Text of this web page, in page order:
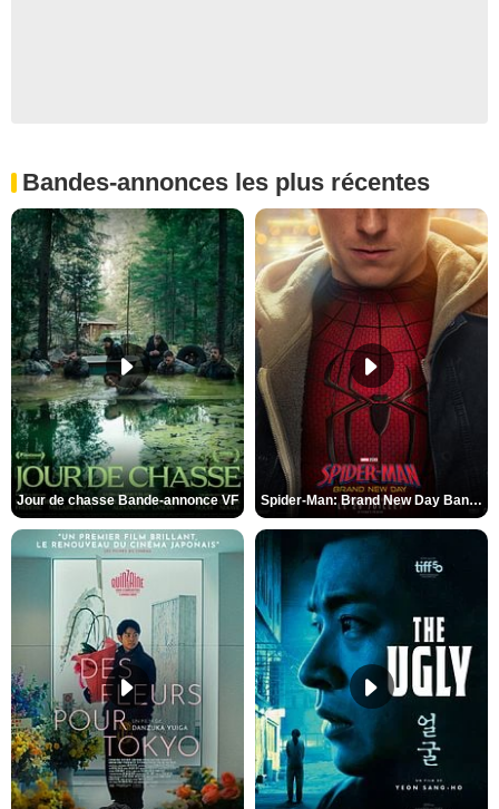
Bandes-annonces les plus récentes
Jour de chasse Bande-annonce VF Spider-Man: Brand New Day Bande-annonce (3) VO STFR